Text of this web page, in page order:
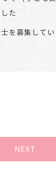
た
を募集してい
NEXT